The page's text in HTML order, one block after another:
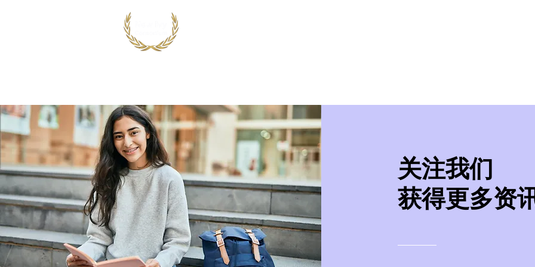
​关注我们
获得更多资